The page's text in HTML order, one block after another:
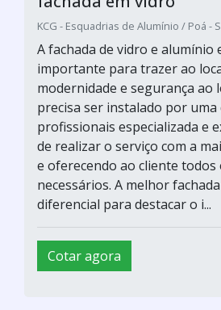
KCG - Esquadrias de Alumínio / Poá -
A fachada de vidro e alumínio
importante para trazer ao
modernidade e segurança ao
precisa ser instalado por uma
profissionais especializada e
de realizar o serviço com a
e oferecendo ao cliente todos
necessários. A melhor
diferencial para destacar o i...
Cotar agora